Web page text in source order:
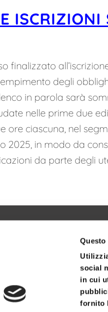
social
in cui
fornito
ISCRIZIONI
finalizzato
degli
in parola sarà
nelle prime due
ore ciascuna, nel
2025, in modo da
da parte degli